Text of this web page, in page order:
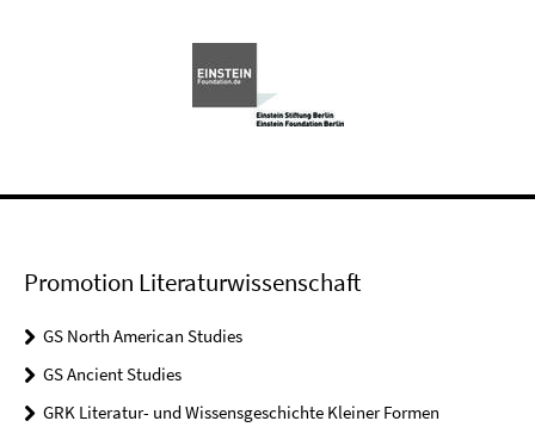
Promotion Literaturwissenschaft
GS North American Studies
GS Ancient Studies
GRK Literatur- und Wissensgeschichte Kleiner Formen